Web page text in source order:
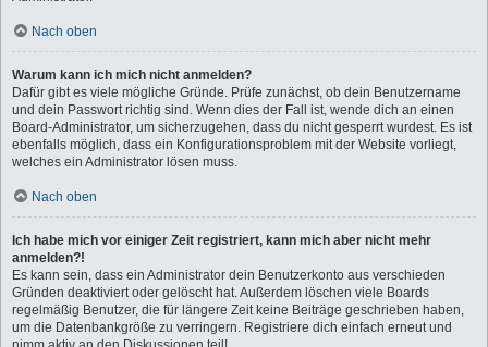
Nach oben
Warum kann ich mich nicht anmelden?
Dafür gibt es viele mögliche Gründe. Prüfe zunächst, ob dein Benutzername
und dein Passwort richtig sind. Wenn dies der Fall ist, wende dich an einen
Board-Administrator, um sicherzugehen, dass du nicht gesperrt wurdest. Es ist
ebenfalls möglich, dass ein Konfigurationsproblem mit der Website vorliegt,
welches ein Administrator lösen muss.
Nach oben
Ich habe mich vor einiger Zeit registriert, kann mich aber nicht mehr
anmelden?!
Es kann sein, dass ein Administrator dein Benutzerkonto aus verschieden
Gründen deaktiviert oder gelöscht hat. Außerdem löschen viele Boards
regelmäßig Benutzer, die für längere Zeit keine Beiträge geschrieben haben,
um die Datenbankgröße zu verringern. Registriere dich einfach erneut und